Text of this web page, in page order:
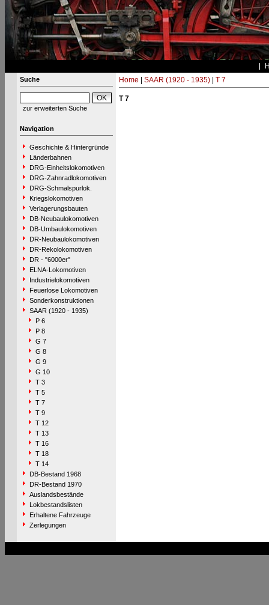
Suche
zur erweiterten Suche
Navigation
Geschichte & Hintergründe
Länderbahnen
DRG-Einheitslokomotiven
DRG-Zahnradlokomotiven
DRG-Schmalspurlok.
Kriegslokomotiven
Verlagerungsbauten
DB-Neubaulokomotiven
DB-Umbaulokomotiven
DR-Neubaulokomotiven
DR-Rekolokomotiven
DR - "6000er"
ELNA-Lokomotiven
Industrielokomotiven
Feuerlose Lokomotiven
Sonderkonstruktionen
SAAR (1920 - 1935)
P 6
P 8
G 7
G 8
G 9
G 10
T 3
T 5
T 7
T 9
T 12
T 13
T 16
T 18
T 14
DB-Bestand 1968
DR-Bestand 1970
Auslandsbestände
Lokbestandslisten
Erhaltene Fahrzeuge
Zerlegungen
Home SAAR (1920 - 1935)| T 7
T 7